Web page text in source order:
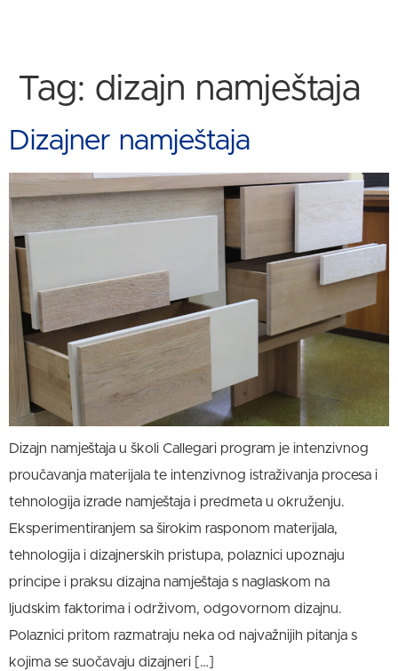
Tag: dizajn namještaja
Dizajner namještaja
Dizajn namještaja u školi Callegari program je intenzivnog
proučavanja materijala te intenzivnog istraživanja procesa i
tehnologija izrade namještaja i predmeta u okruženju.
Eksperimentiranjem sa širokim rasponom materijala,
tehnologija i dizajnerskih pristupa, polaznici upoznaju
principe i praksu dizajna namještaja s naglaskom na
ljudskim faktorima i održivom, odgovornom dizajnu.
Polaznici pritom razmatraju neka od najvažnijih pitanja s
kojima se suočavaju dizajneri […]